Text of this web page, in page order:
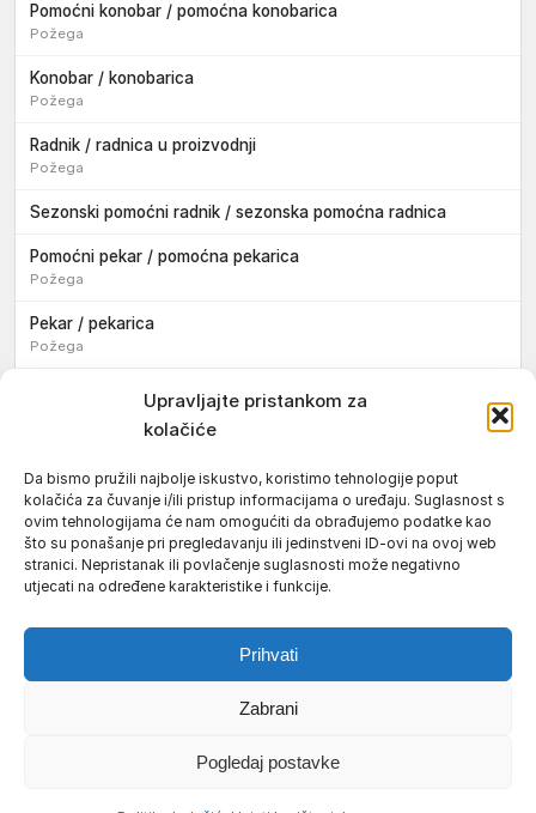
Upravljajte pristankom za
kolačiće
Da bismo pružili najbolje iskustvo, koristimo tehnologije poput
kolačića za čuvanje i/ili pristup informacijama o uređaju. Suglasnost s
ovim tehnologijama će nam omogućiti da obrađujemo podatke kao
što su ponašanje pri pregledavanju ili jedinstveni ID-ovi na ovoj web
stranici. Nepristanak ili povlačenje suglasnosti može negativno
utjecati na određene karakteristike i funkcije.
Prihvati
Zabrani
Pogledaj postavke
Pomoćni konobar / pomoćna konobarica
Požega
Konobar / konobarica
Požega
Radnik / radnica u proizvodnji
Požega
Sezonski pomoćni radnik / sezonska pomoćna radnica
Pomoćni pekar / pomoćna pekarica
Požega
Pekar / pekarica
Požega
Konobar / konobarica
Tokar / tokarica
Jakšić
Njegovatelj / njegovateljica starijih i nemoćnih osoba
Resnik
Pravila privatnosti
© 2026 Požeški vodič. Sva prava pridržana.